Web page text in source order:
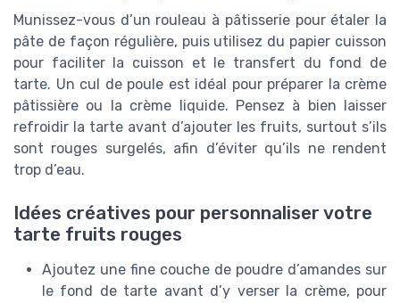
Munissez-vous d’un rouleau à pâtisserie pour étaler la
pâte de façon régulière, puis utilisez du papier cuisson
pour faciliter la cuisson et le transfert du fond de
tarte. Un cul de poule est idéal pour préparer la crème
pâtissière ou la crème liquide. Pensez à bien laisser
refroidir la tarte avant d’ajouter les fruits, surtout s’ils
sont rouges surgelés, afin d’éviter qu’ils ne rendent
trop d’eau.
Idées créatives pour personnaliser votre
tarte fruits rouges
Ajoutez une fine couche de poudre d’amandes sur
le fond de tarte avant d’y verser la crème, pour